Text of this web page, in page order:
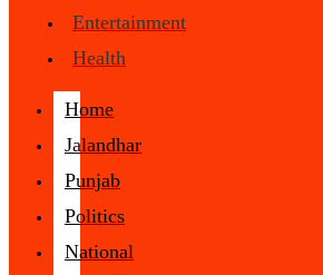
Entertainment
Health
Home
Jalandhar
Punjab
Politics
National